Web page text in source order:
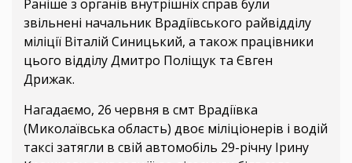
Раніше з органів внутрішніх справ були
звільнені начальник Врадіївського райвідділу
міліції Віталій Синицький, а також працівники
цього відділу Дмитро Поліщук та Євген
Дрижак.
Нагадаємо, 26 червня в смт Врадіївка
(Миколаївська область) двоє міліціонерів і водій
таксі затягли в свій автомобіль 29-річну Ірину